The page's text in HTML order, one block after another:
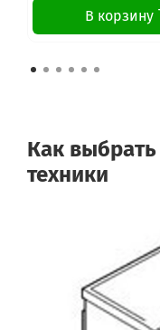
В корзину
Как
техники